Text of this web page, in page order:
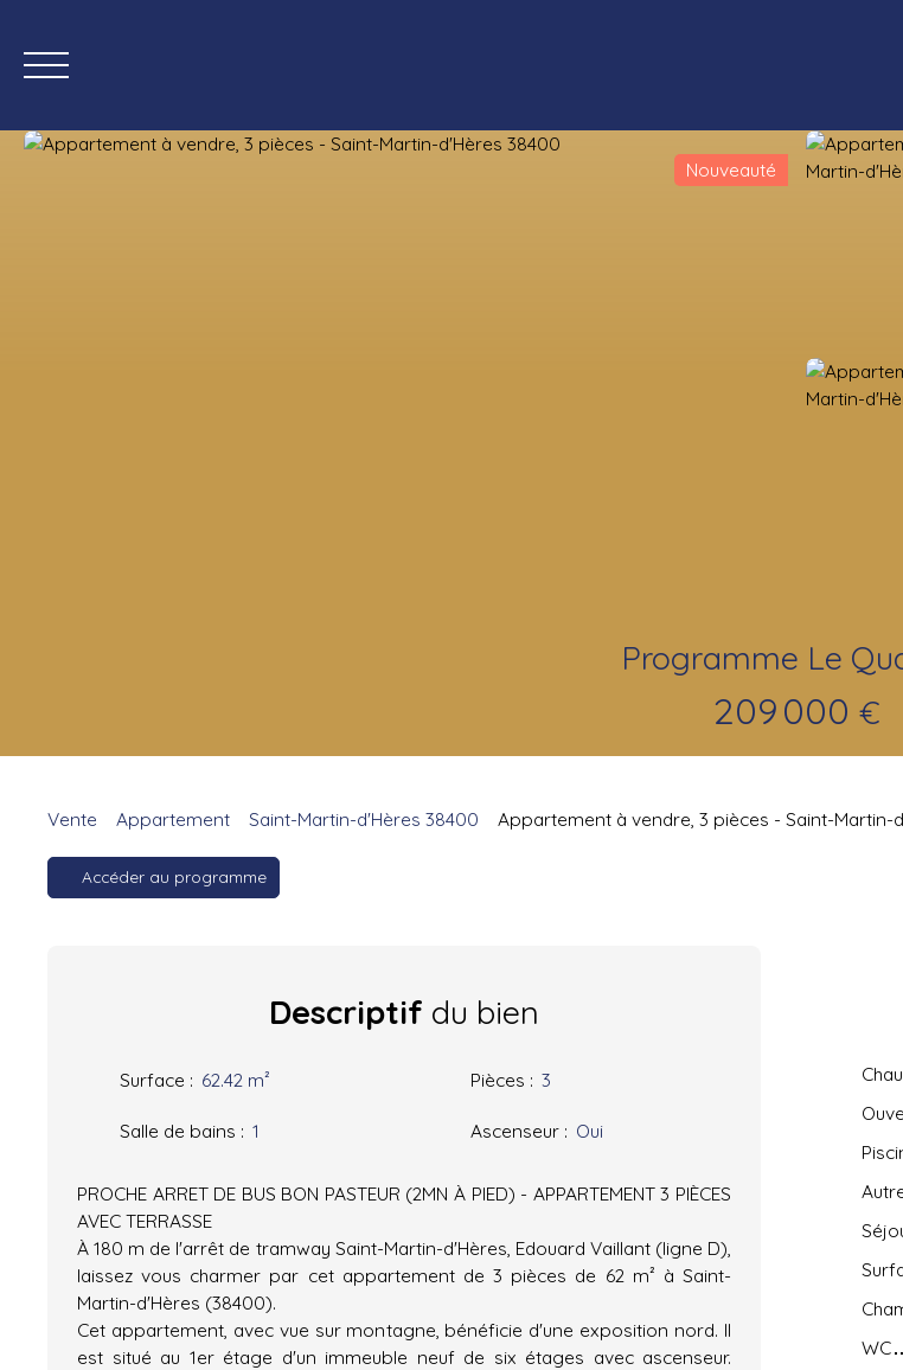
Nouveauté
Programme Le
209 000 €
Vente Appartement Saint-Martin-d'Hères 38400 Appartement à vendre, 3 pièces - Saint-Martin-
Accéder au programme
Descriptif du bien
Surface : 62.42 m² Pièces : 3
Salle de bains : 1 Ascenseur : Oui
PROCHE ARRET DE BUS BON PASTEUR (2MN À PIED) - APPARTEMENT 3 PIÈCES
AVEC TERRASSE
À 180 m de l'arrêt de tramway Saint-Martin-d'Hères, Edouard Vaillant (ligne D),
laissez vous charmer par cet appartement de 3 pièces de 62 m² à Saint-
Martin-d'Hères (38400).
Cet appartement, avec vue sur montagne, bénéficie d'une exposition nord. Il
est situé au 1er étage d'un immeuble neuf de six étages avec ascenseur.
WC